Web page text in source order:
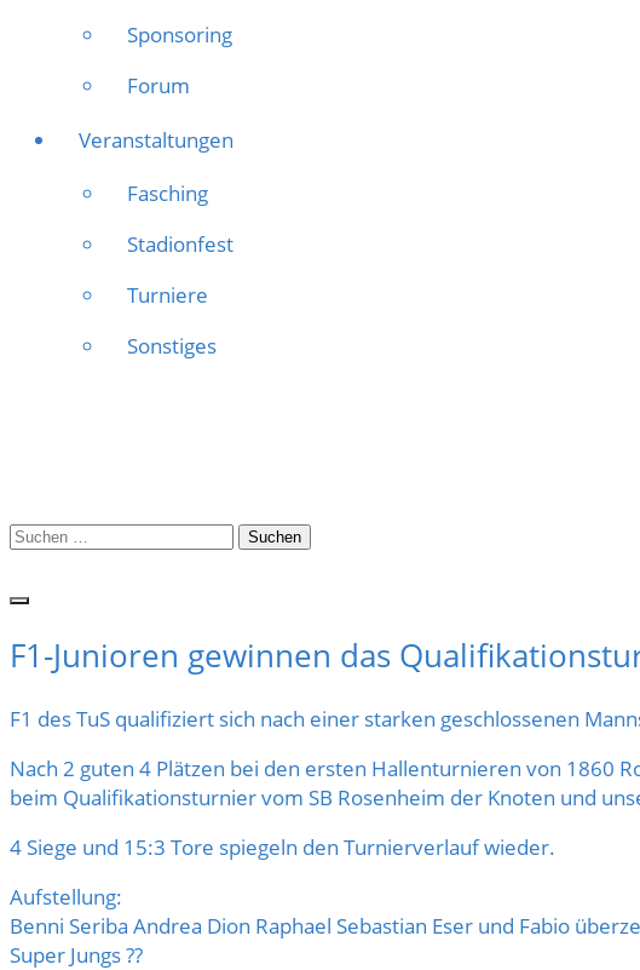
Sponsoring
Forum
Veranstaltungen
Fasching
Stadionfest
Turniere
Sonstiges
Suchen
F1-Junioren gewinnen das
F1 des TuS qualifiziert sich nach einer starken geschlossenen
Nach 2 guten 4 Plätzen bei den ersten Hallenturnieren von 1860
beim Qualifikationsturnier vom SB Rosenheim der Knoten und
4 Siege und 15:3 Tore spiegeln den Turnierverlauf wieder.
Aufstellung:
Benni Seriba Andrea Dion Raphael Sebastian Eser und Fabio
Super Jungs ??